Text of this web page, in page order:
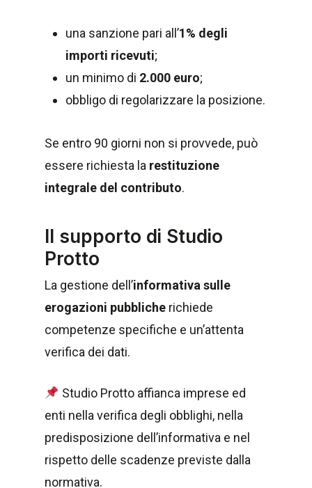
una sanzione pari all’1% degli
importi ricevuti;
un minimo di 2.000 euro;
obbligo di regolarizzare la posizione.
Se entro 90 giorni non si provvede, può
essere richiesta la restituzione
integrale del contributo.
Il supporto di Studio
Protto
La gestione dell’informativa sulle
erogazioni pubbliche richiede
competenze specifiche e un’attenta
verifica dei dati.
Studio Protto affianca imprese ed
enti nella verifica degli obblighi, nella
predisposizione dell’informativa e nel
rispetto delle scadenze previste dalla
normativa.